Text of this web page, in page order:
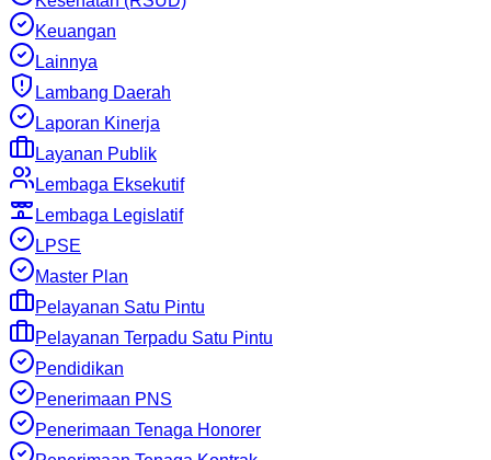
Keuangan
Lainnya
Lambang Daerah
Laporan Kinerja
Layanan Publik
Lembaga Eksekutif
Lembaga Legislatif
LPSE
Master Plan
Pelayanan Satu Pintu
Pelayanan Terpadu Satu Pintu
Pendidikan
Penerimaan PNS
Penerimaan Tenaga Honorer